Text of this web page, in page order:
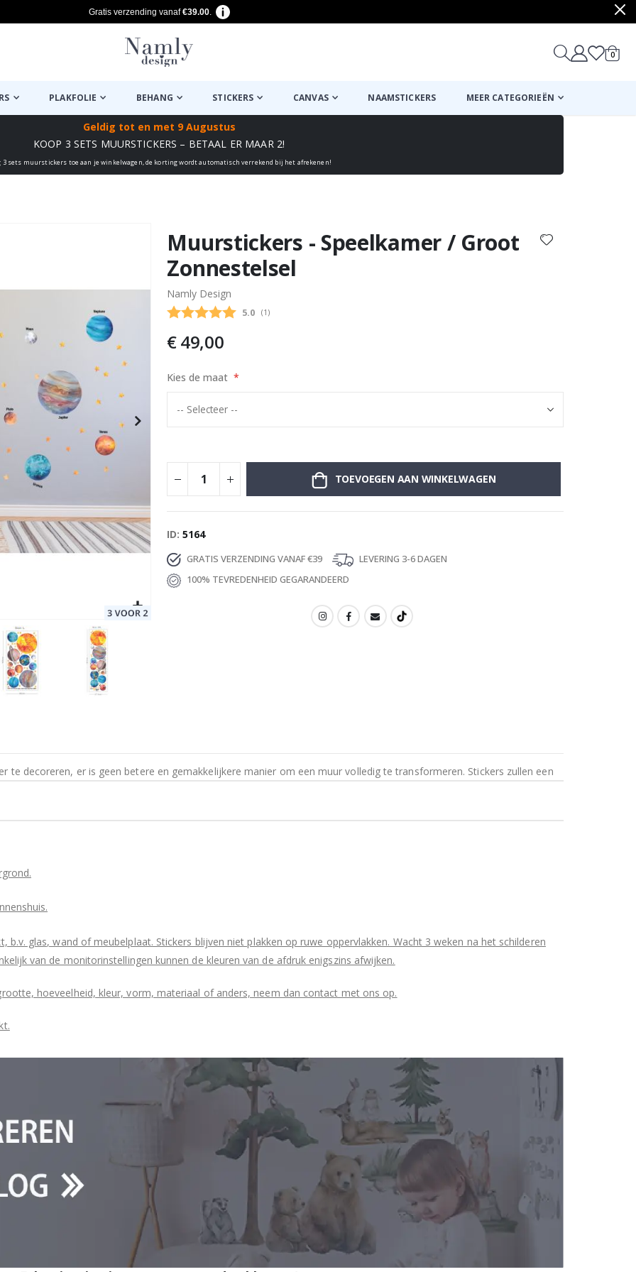
Gratis verzending vanaf€39.00.
0
PLAKFOLIE BEHANG STICKERS CANVAS NAAMSTICKERS MEER CATEGORIEËN
Geldig tot en met 9 Augustus
KOOP 3 SETS MUURSTICKERS – BETAAL ER MAAR 2!
3 sets muurstickers toe aan je winkelwagen, de korting wordt automatisch verrekend bij het afrekenen!
Muurstickers - Speelkamer / Groot
Zonnestelsel
Namly Design
Gemiddelde beoordeling:
5.0 (aantal stemmen:
1 )
€ 49,00
Kies de maat
TOEVOEGEN AAN WINKELWAGEN
ID 5164
GRATIS VERZENDING VANAF €39
LEVERING 3-6 DAGEN
100% TEVREDENHEID GEGARANDEERD
te decoreren, er is geen betere en gemakkelijkere manier om een muur volledig te transformeren. Stickers zullen een
b.v. glas, wand of meubelplaat. Stickers blijven niet plakken op ruwe oppervlakken. Wacht 3 weken na het schilderen
van de monitorinstellingen kunnen de kleuren van de afdruk enigszins afwijken.
hoeveelheid, kleur, vorm, materiaal of anders, neem dan contact met ons op.